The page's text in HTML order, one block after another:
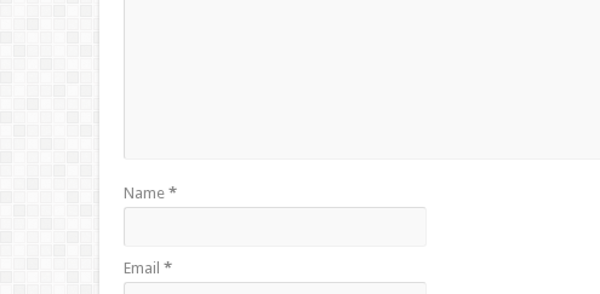
Name *
Email *